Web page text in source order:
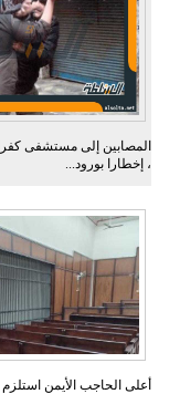
المصابين إلى مستشفى
، إخطارا بورود...
أعلى الحاجب الأيمن